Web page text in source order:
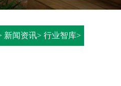
新闻资讯> 行业智库>